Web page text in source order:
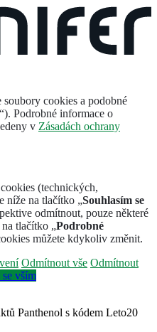
cookies a podobné
Podrobné informace o
v Zásadách ochrany
(technických,
níže na tlačítko „Souhlasím se
odmítnout, pouze některé
tlačítko „Podrobné
můžete kdykoliv změnit.
Odmítnout vše Odmítnout
se vším
Panthenol s kódem Leto20